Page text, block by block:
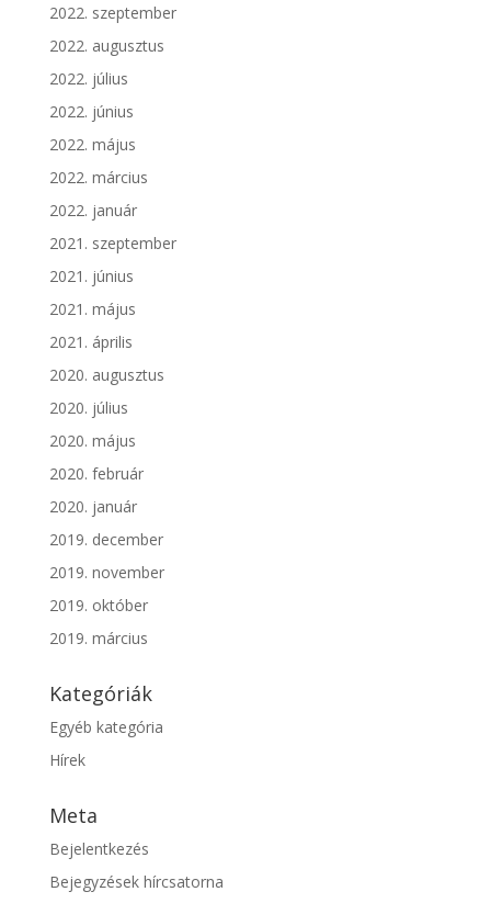
2022. szeptember
2022. augusztus
2022. július
2022. június
2022. május
2022. március
2022. január
2021. szeptember
2021. június
2021. május
2021. április
2020. augusztus
2020. július
2020. május
2020. február
2020. január
2019. december
2019. november
2019. október
2019. március
Kategóriák
Egyéb kategória
Hírek
Meta
Bejelentkezés
Bejegyzések hírcsatorna